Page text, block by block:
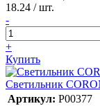
18.24 / шт.
-
+
Купить
Светильник
Артикул: P00377